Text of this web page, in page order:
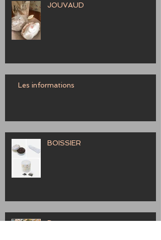
JOUVAUD
Les informations
BOISSIER
Provence